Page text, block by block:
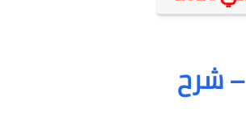
تحميل كتاب Senior English 3rd Secondary 2026 – شرح